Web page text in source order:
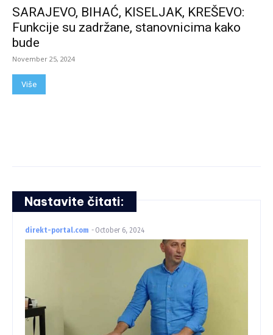
SARAJEVO, BIHAĆ, KISELJAK, KREŠEVO:
Funkcije su zadržane, stanovnicima kako
bude
November 25, 2024
Više
Nastavite čitati:
direkt-portal.com - October 6, 2024